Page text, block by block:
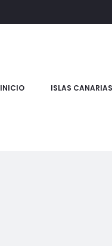
INICIO ISLAS CANARIAS